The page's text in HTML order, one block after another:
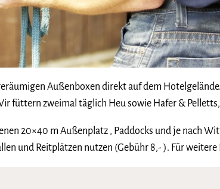
Außenboxen direkt auf dem
füttern zweimal täglich Heu sowie Hafer &
20×40 m Außenplatz , Paddocks und je nach
und Reitplätzen nutzen (Gebühr 8,- ). Für